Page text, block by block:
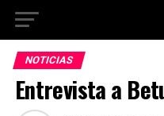
NOTICIAS
Entrevista a